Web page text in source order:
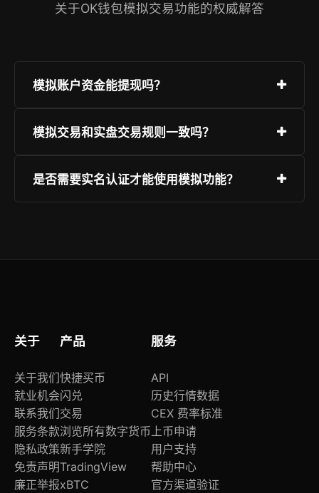
关于OK钱包模拟交易功能的权威解答
模拟账户资金能提现吗？
模拟账户资金为系统虚拟发放，仅用于练习，不可
模拟交易和实盘交易规则一致吗？
完全一致。行情源、撮合引擎、手续费结构、订单
是否需要实名认证才能使用模拟功能？
关于
关于我们
就业机会
联系我们
服务条款
隐私政策
免责声明
廉正举报
产品
快捷买币
闪兑
交易
浏览所有数字货币
新手学院
TradingView
xBTC
服务
API
历史行情数据
CEX 费率标准
上币申请
用户支持
帮助中心
官方渠道验证